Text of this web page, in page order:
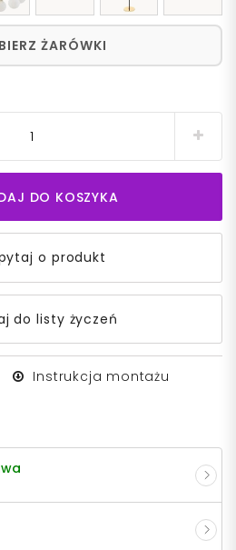
ŻARÓWKI
DO KOSZYKA
o produkt
do listy życzeń
Instrukcja montażu